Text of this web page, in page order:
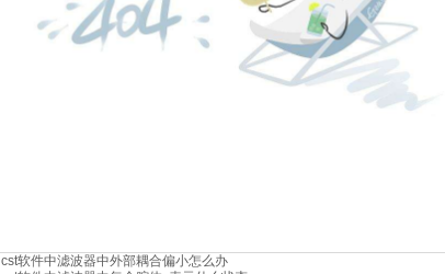
cst软件中滤波器中外部耦合偏小怎么办